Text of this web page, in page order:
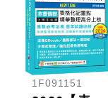
1F091151